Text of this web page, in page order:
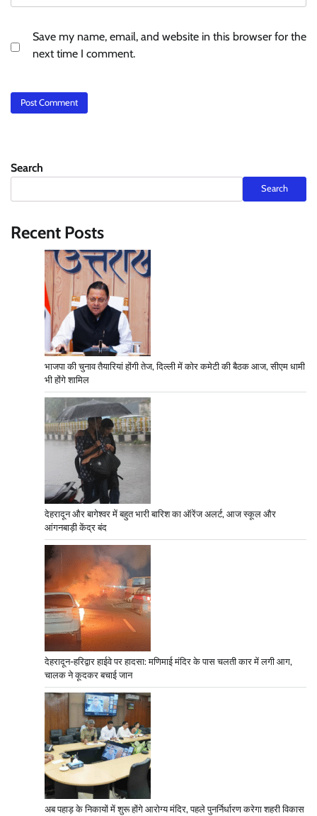
Save my name, email, and website in this browser for the
next time I comment.
Search
Search
Recent Posts
भाजपा की चुनाव तैयारियां होंगी तेज, दिल्ली में कोर कमेटी की बैठक आज, सीएम धामी
भी होंगे शामिल
देहरादून और बागेश्वर में बहुत भारी बारिश का ऑरेंज अलर्ट, आज स्कूल और
आंगनबाड़ी केंद्र बंद
देहरादून-हरिद्वार हाईवे पर हादसा: मणिमाई मंदिर के पास चलती कार में लगी आग,
चालक ने कूदकर बचाई जान
अब पहाड़ के निकायों में शुरू होंगे आरोग्य मंदिर, पहले पुनर्निर्धारण करेगा शहरी विकास